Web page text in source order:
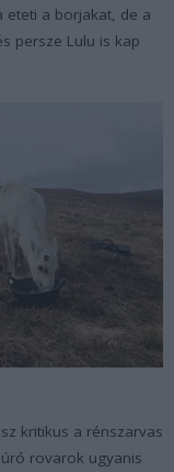
eteti a borjakat, de a
persze Lulu is kap
kritikus a rénszarvas
rovarok ugyanis